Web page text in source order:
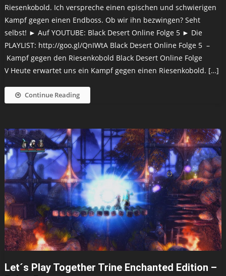
Riesenkobold. Ich verspreche einen epischen und schwierigen
Kampf gegen einen Endboss. Ob wir ihn bezwingen? Seht
selbst! ► Auf YOUTUBE: Black Desert Online Folge 5 ► Die
PLAYLIST: http://goo.gl/QnIWtA Black Desert Online Folge 5 –
Kampf gegen den Riesenkobold Black Desert Online Folge
V Heute erwartet uns ein Kampf gegen einen Riesenkobold. […]
Continue Reading
Let´s Play Together Trine Enchanted Edition –